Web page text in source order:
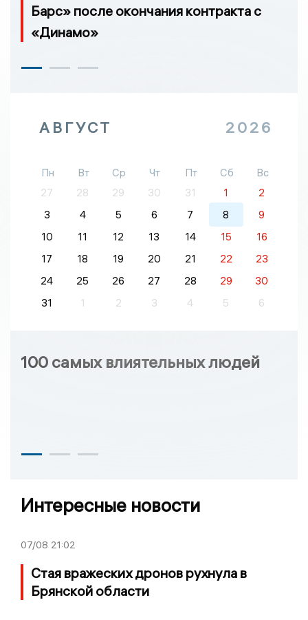
Барс» после окончания контракта с
«Динамо»
АВГУСТ 2026
Пн Вт Ср Чт Пт Сб
Вс
27
28 29 30 31 1
2
3
4 5 6 7 8
9
10
11 12 13 14 15
16
17
18 19 20 21 22
23
24
25 26 27 28 29
30
31
1 2 3 4 5 6
100 самых влиятельных людей
Интересные новости
07/08 21:02
Стая вражеских дронов рухнула в
Брянской области